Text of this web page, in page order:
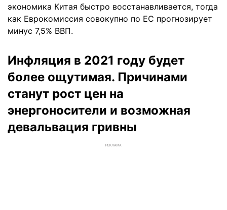
экономика Китая быстро восстанавливается, тогда
как Еврокомиссия совокупно по ЕС прогнозирует
минус 7,5% ВВП.
Инфляция в 2021 году будет
более ощутимая. Причинами
станут рост цен на
энергоносители и возможная
девальвация гривны
РЕКЛАМА